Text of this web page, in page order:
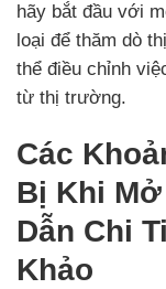
hãy bắt đầu với
loại để thăm dò
thể điều chỉnh
từ thị trường.
Các
Bị Khi
Dẫn Chi
Khảo